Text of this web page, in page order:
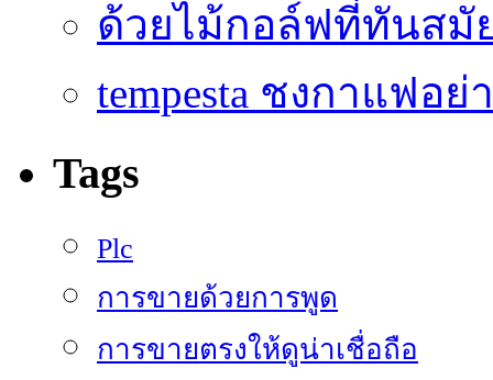
ด้วยไม้กอล์ฟที่ทันสมั
tempesta ชงกาแฟอ
Tags
Plc
การขายด้วยการพูด
การขายตรงให้ดูน่าเชื่อถือ